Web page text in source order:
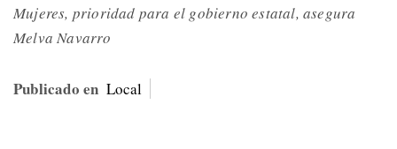
Mujeres, prioridad para el gobierno estatal, asegura
Melva Navarro
Publicado en Local